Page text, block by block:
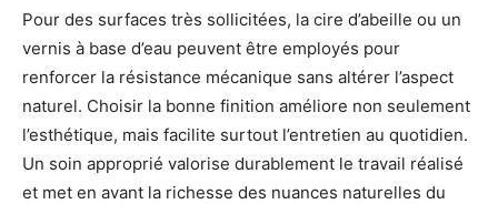
Pour des surfaces très sollicitées, la cire d’abeille ou un
vernis à base d’eau peuvent être employés pour
renforcer la résistance mécanique sans altérer l’aspect
naturel. Choisir la bonne finition améliore non seulement
l’esthétique, mais facilite surtout l’entretien au quotidien.
Un soin approprié valorise durablement le travail réalisé
et met en avant la richesse des nuances naturelles du